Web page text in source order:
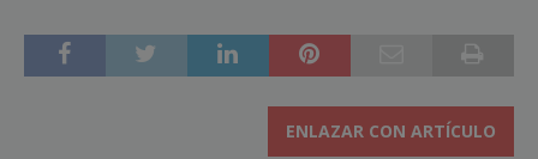
ENLAZAR CON ARTÍCULO